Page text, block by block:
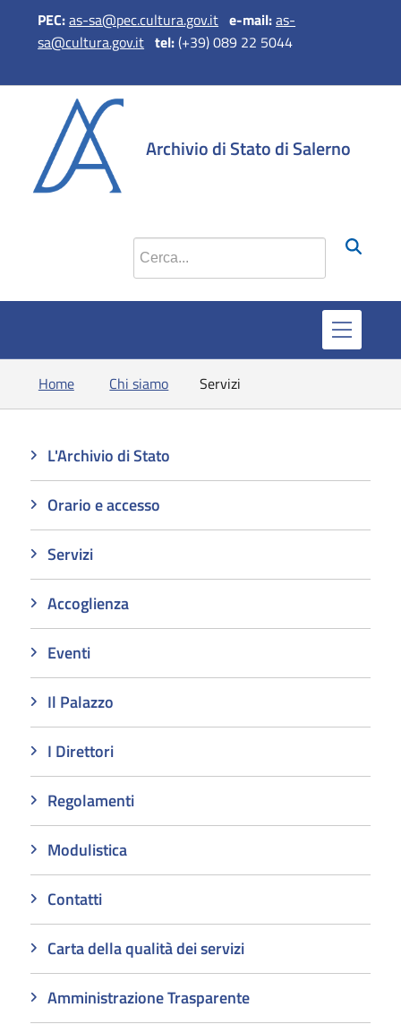
PEC:as-sa@pec.cultura.gov.it e-mail:as-
sa@cultura.gov.it tel:(+39) 089 22 5044
Archivio di Stato di Salerno
Cerca nel sito
Home Chi siamo Servizi
L'Archivio di Stato
Orario e accesso
Servizi
Accoglienza
Eventi
Il Palazzo
I Direttori
Regolamenti
Modulistica
Contatti
Carta della qualità dei servizi
Amministrazione Trasparente